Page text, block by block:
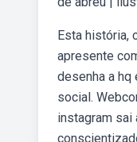
Esta história,
apresente
desenha a
social.
instagram sai